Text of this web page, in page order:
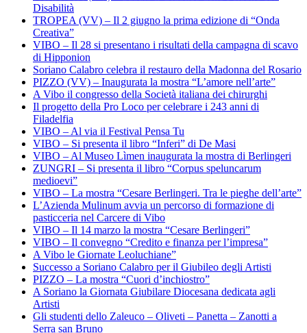
Disabilità
TROPEA (VV) – Il 2 giugno la prima edizione di “Onda
Creativa”
VIBO – Il 28 si presentano i risultati della campagna di scavo
di Hipponion
Soriano Calabro celebra il restauro della Madonna del Rosario
PIZZO (VV) – Inaugurata la mostra “L’amore nell’arte”
A Vibo il congresso della Società italiana dei chirurghi
Il progetto della Pro Loco per celebrare i 243 anni di
Filadelfia
VIBO – Al via il Festival Pensa Tu
VIBO – Si presenta il libro “Inferi” di De Masi
VIBO – Al Museo Lìmen inaugurata la mostra di Berlingeri
ZUNGRI – Si presenta il libro “Corpus speluncarum
medioevi”
VIBO – La mostra “Cesare Berlingeri. Tra le pieghe dell’arte”
L’Azienda Mulinum avvia un percorso di formazione di
pasticceria nel Carcere di Vibo
VIBO – Il 14 marzo la mostra “Cesare Berlingeri”
VIBO – Il convegno “Credito e finanza per l’impresa”
A Vibo le Giornate Leoluchiane”
Successo a Soriano Calabro per il Giubileo degli Artisti
PIZZO – La mostra “Cuori d’inchiostro”
A Soriano la Giornata Giubilare Diocesana dedicata agli
Artisti
Gli studenti dello Zaleuco – Oliveti – Panetta – Zanotti a
Serra san Bruno